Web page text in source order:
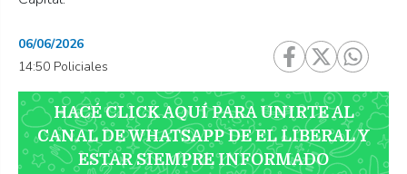
06/06/2026
14:50 Policiales
HACÉ CLICK AQUÍ PARA UNIRTE AL
CANAL DE WHATSAPP DE EL LIBERAL Y
ESTAR SIEMPRE INFORMADO